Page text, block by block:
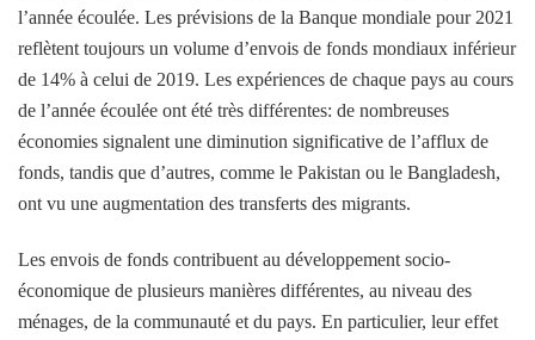
l’année écoulée. Les prévisions de la Banque mondiale pour 2021
reflètent toujours un volume d’envois de fonds mondiaux inférieur
de 14% à celui de 2019. Les expériences de chaque pays au cours
de l’année écoulée ont été très différentes: de nombreuses
économies signalent une diminution significative de l’afflux de
fonds, tandis que d’autres, comme le Pakistan ou le Bangladesh,
ont vu une augmentation des transferts des migrants.
Les envois de fonds contribuent au développement socio-
économique de plusieurs manières différentes, au niveau des
ménages, de la communauté et du pays. En particulier, leur effet